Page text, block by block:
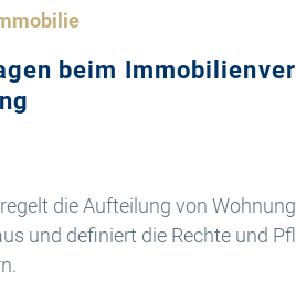
beim
die Aufteilung von
und definiert die Rechte und